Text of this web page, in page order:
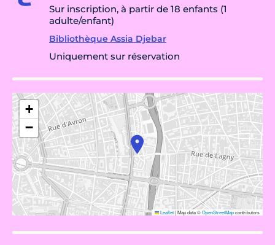
Sur inscription, à partir de 18 enfants (1
adulte/enfant)
Bibliothèque Assia Djebar
Uniquement sur réservation
+
−
Leaflet|Map data ©OpenStreetMapcontributors